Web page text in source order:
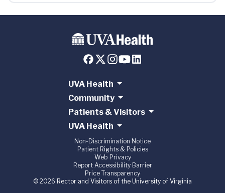
UVA Health
Community
Patients & Visitors
UVA Health
Non-Discrimination Notice
Patient Rights & Policies
Web Privacy
Report Accessibility Barrier
Price Transparency
© 2026 Rector and Visitors of the University of Virginia